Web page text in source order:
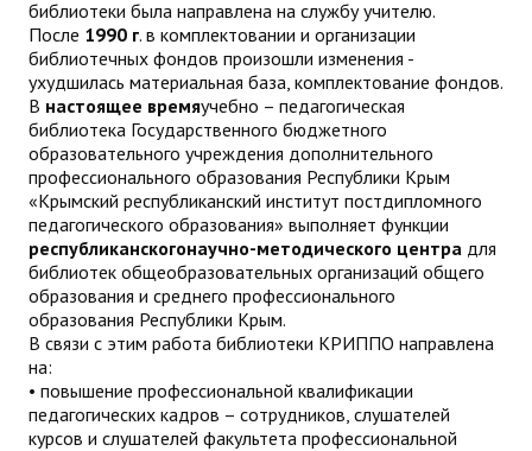
библиотеки была направлена на службу учителю.
После 1990 г. в комплектовании и организации
библиотечных фондов произошли изменения -
ухудшилась материальная база, комплектование фондов.
В настоящее времяучебно – педагогическая
библиотека Государственного бюджетного
образовательного учреждения дополнительного
профессионального образования Республики Крым
«Крымский республиканский институт постдипломного
педагогического образования» выполняет функции
республиканскогонаучно-методического центра для
библиотек общеобразовательных организаций общего
образования и среднего профессионального
образования Республики Крым.
В связи с этим работа библиотеки КРИППО направлена
на:
• повышение профессиональной квалификации
педагогических кадров – сотрудников, слушателей
курсов и слушателей факультета профессиональной